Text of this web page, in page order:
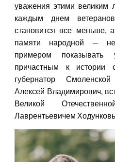
уважения этими великим
каждым днем
становится все меньше,
памяти народной —
примером
причастным к истории
губернатор
Алексей Владимирович,
Великой
Лаврентьевичем